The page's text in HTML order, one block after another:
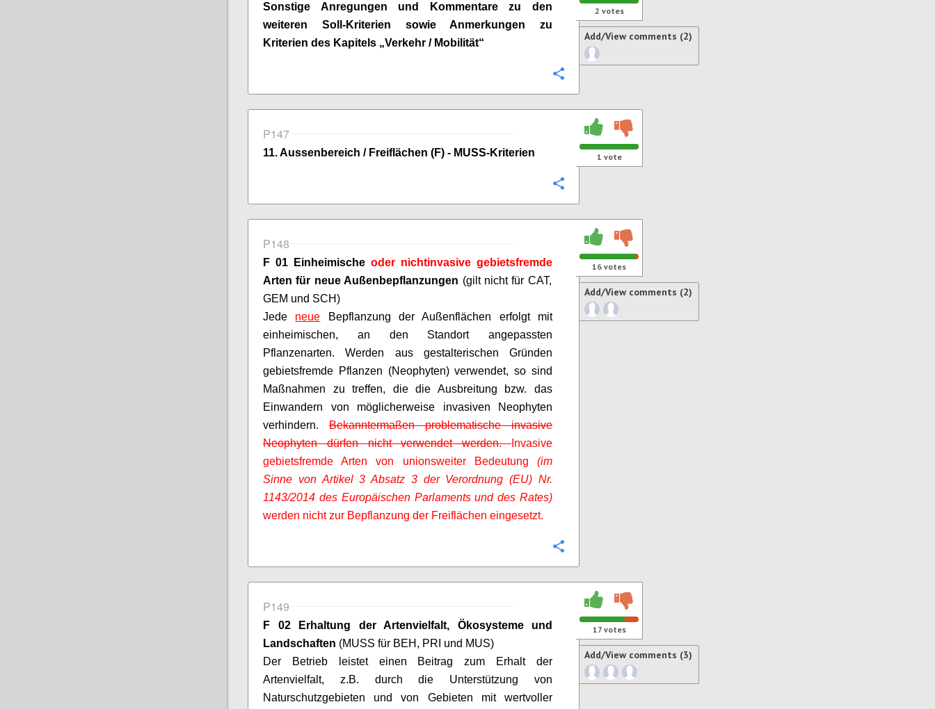
Sonstige Anregungen und Kommentare zu den
weiteren Soll-Kriterien sowie Anmerkungen zu
Kriterien des Kapitels „Verkehr / Mobilität“
2 votes
Add/View comments (2)
P147
11.Aussenbereich / Freiflächen (F) - MUSS-Kriterien 1 vote
P148
F 01 Einheimische oder nichtinvasive gebietsfremde
Arten für neue Außenbepflanzungen (gilt nicht für CAT,
GEM und SCH)
Jede neue Bepflanzung der Außenflächen erfolgt mit
einheimischen, an den Standort angepassten
Pflanzenarten. Werden aus gestalterischen Gründen
gebietsfremde Pflanzen (Neophyten) verwendet, so sind
Maßnahmen zu treffen, die die Ausbreitung bzw. das
Einwandern von möglicherweise invasiven Neophyten
verhindern. Bekanntermaßen problematische invasive
Neophyten dürfen nicht verwendet werden. Invasive
gebietsfremde Arten von unionsweiter Bedeutung (im
Sinne von Artikel 3 Absatz 3 der Verordnung (EU) Nr.
1143/2014 des Europäischen Parlaments und des Rates)
werden nicht zur Bepflanzung der Freiflächen eingesetzt.
16 votes
Add/View comments (2)
P149
F 02 Erhaltung der Artenvielfalt, Ökosysteme und
Landschaften (MUSS für BEH, PRI und MUS)
Der Betrieb leistet einen Beitrag zum Erhalt der
Artenvielfalt, z.B. durch die Unterstützung von
Naturschutzgebieten und von Gebieten mit wertvoller
17votes
Add/View comments (3)